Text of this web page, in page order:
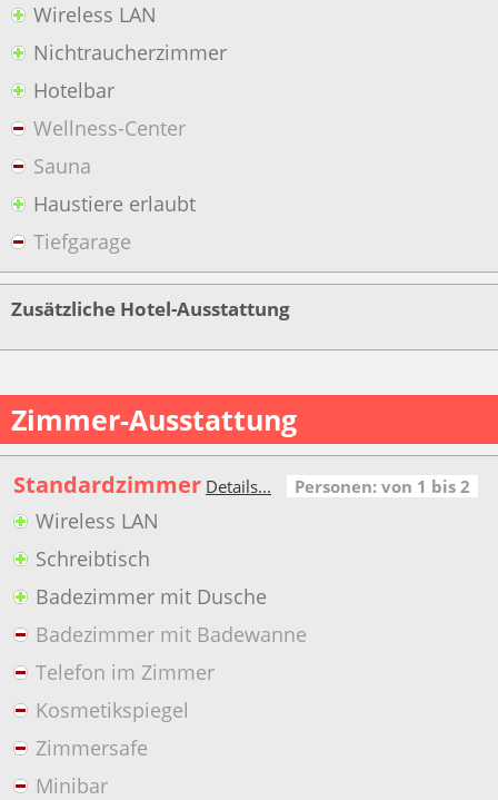
Wireless LAN
Nichtraucherzimmer
Hotelbar
Wellness-Center
Sauna
Haustiere erlaubt
Tiefgarage
Zusätzliche Hotel-Ausstattung
Zimmer-Ausstattung
Standardzimmer Details... Personen: von 1 bis 2
Wireless LAN
Schreibtisch
Badezimmer mit Dusche
Badezimmer mit Badewanne
Telefon im Zimmer
Kosmetikspiegel
Zimmersafe
Minibar